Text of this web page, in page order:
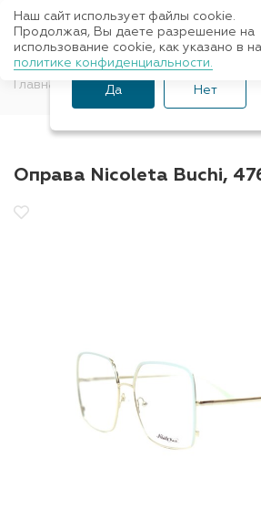
Главная Оправы для очков
Оправа Nicoleta Buchi,
Ваш город Санкт-
Петербург?
Да Нет
Наш сайт использует файлы cookie.
Продолжая, Вы даете разрешение на
использование cookie, как указано в
политике конфиденциальности.